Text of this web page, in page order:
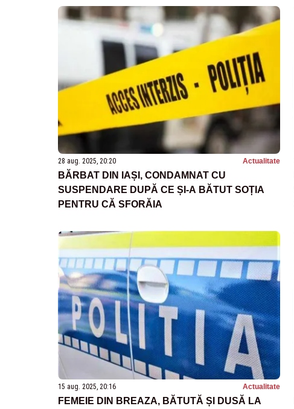
28 aug. 2025, 20:20 Actualitate
BĂRBAT DIN IAȘI, CONDAMNAT CU
SUSPENDARE DUPĂ CE ȘI-A BĂTUT SOȚIA
PENTRU CĂ SFORĂIA
15 aug. 2025, 20:16 Actualitate
FEMEIE DIN BREAZA, BĂTUTĂ ȘI DUSĂ LA